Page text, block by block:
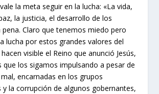
la meta seguir en la lucha: «La vida,
la justicia, el desarrollo de los
pena. Claro que tenemos miedo pero
lucha por estos grandes valores del
visible el Reino que anunció Jesús,
que los sigamos impulsando a pesar de
encarnadas en los grupos
y la corrupción de algunos gobernantes,